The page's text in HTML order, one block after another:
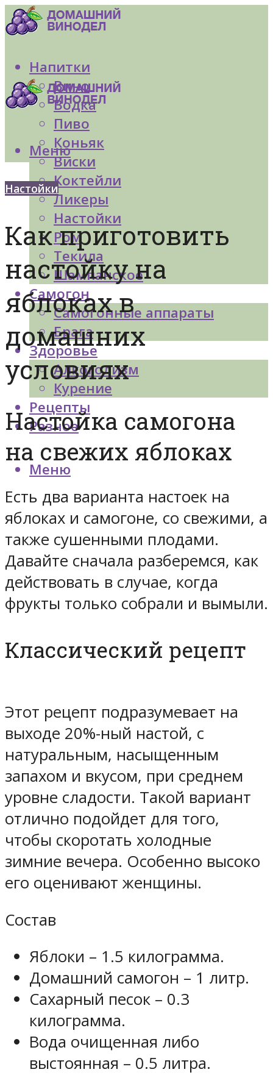
Напитки
Вино
Водка
Пиво
Коньяк
Виски
Коктейли
Ликеры
Настойки
Ром
Текила
Шампанское
Самогон
Самогонные аппараты
Брага
Здоровье
Алкоголизм
Курение
Рецепты
Разное
Меню
Меню
Настойки
Как приготовить
настойку на
яблоках в
домашних
условиях
Настойка самогона
на свежих яблоках
Есть два варианта настоек на
яблоках и самогоне, со свежими, а
также сушенными плодами.
Давайте сначала разберемся, как
действовать в случае, когда
фрукты только собрали и вымыли.
Классический рецепт
Этот рецепт подразумевает на
выходе 20%-ный настой, с
натуральным, насыщенным
запахом и вкусом, при среднем
уровне сладости. Такой вариант
отлично подойдет для того,
чтобы скоротать холодные
зимние вечера. Особенно высоко
его оценивают женщины.
Состав
Яблоки – 1.5 килограмма.
Домашний самогон – 1 литр.
Сахарный песок – 0.3
килограмма.
Вода очищенная либо
выстоянная – 0.5 литра.